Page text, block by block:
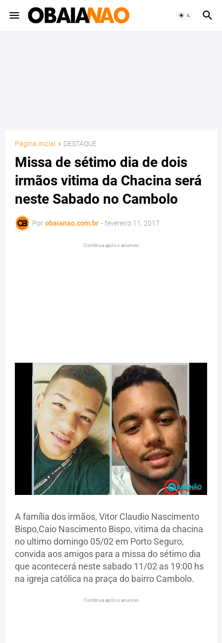
Página inicial DESTAQUE
Missa de sétimo dia de dois
irmãos vitima da Chacina será
neste Sabado no Cambolo
Por obaianao.com.br - fevereiro 11, 2017
Continua após o anuncio
A família dos irmãos, Vitor Claudio Nascimento
Bispo,Caio Nascimento Bispo, vitima da chacina
no ultimo domingo 05/02 em Porto Seguro,
convida aos amigos para a missa do sétimo dia
que acontecerá neste sabado 11/02 as 19:00 hs
na igreja católica na praça do bairro Cambolo.
Continua após o anuncio